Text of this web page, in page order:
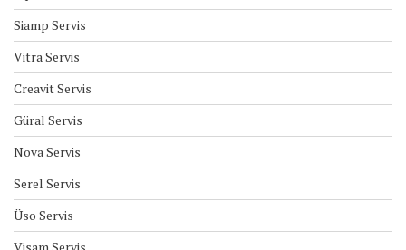
Siamp Servis
Vitra Servis
Creavit Servis
Güral Servis
Nova Servis
Serel Servis
Üso Servis